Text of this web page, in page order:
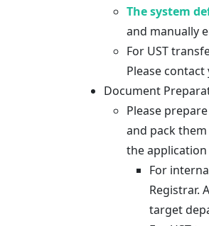
The system
and manually
For UST
Please
Document
Please
and pack
the application
For
Registrar.
target